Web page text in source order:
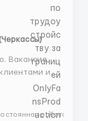
Вакансия
и
ПК или
по 8 часов
месяц доход
работа